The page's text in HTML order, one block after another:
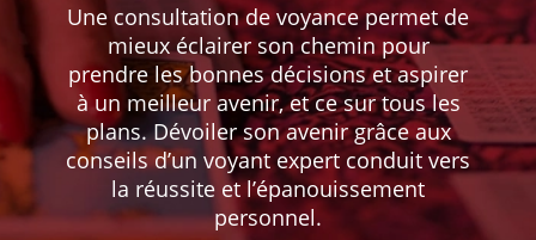
Une consultation de voyance permet de
mieux éclairer son chemin pour
prendre les bonnes décisions et aspirer
à un meilleur avenir, et ce sur tous les
plans. Dévoiler son avenir grâce aux
conseils d’un voyant expert conduit vers
la réussite et l’épanouissement
personnel.